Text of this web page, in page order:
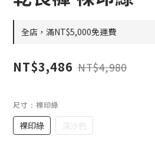
全店，滿NT$5,000免運費
NT$3,486 NT$4,980
尺寸 : 裸印綠
裸印綠 深沙色